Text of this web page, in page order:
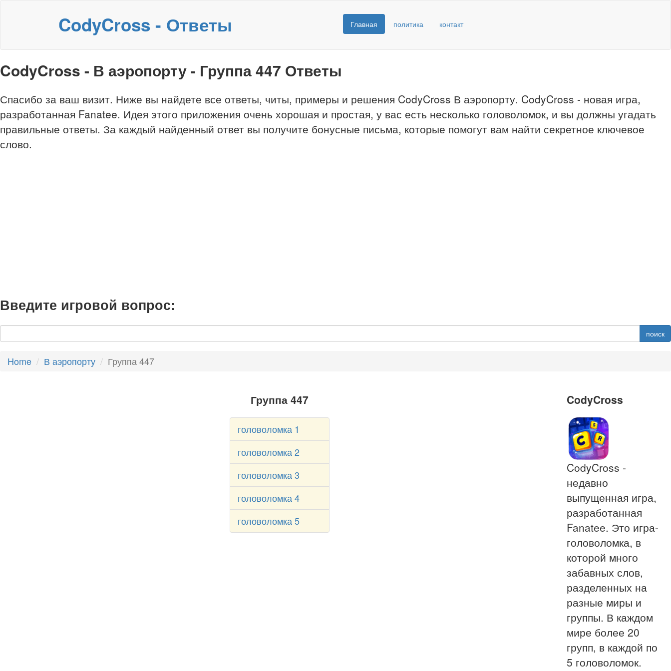
CodyCross - Ответы Главная политика контакт
CodyCross - В аэропорту - Группа 447 Ответы
Спасибо за ваш визит. Ниже вы найдете все ответы, читы, примеры и решения CodyCross В аэропорту. CodyCross - новая игра,
разработанная Fanatee. Идея этого приложения очень хорошая и простая, у вас есть несколько головоломок, и вы должны угадать
правильные ответы. За каждый найденный ответ вы получите бонусные письма, которые помогут вам найти секретное ключевое
слово.
Введите игровой вопрос:
поиск
Home В аэропорту Группа 447
Группа 447
головоломка 1
головоломка 2
головоломка 3
головоломка 4
головоломка 5
CodyCross
CodyCross -
недавно
выпущенная игра,
разработанная
Fanatee. Это игра-
головоломка, в
которой много
забавных слов,
разделенных на
разные миры и
группы. В каждом
мире более 20
групп, в каждой по
5 головоломок.